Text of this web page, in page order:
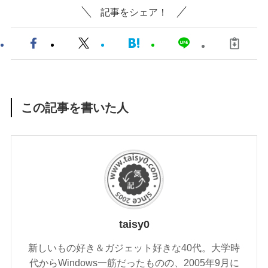
記事をシェア！
この記事を書いた人
taisy0
新しいもの好き＆ガジェット好きな40代。大学時
代からWindows一筋だったものの、2005年9月に